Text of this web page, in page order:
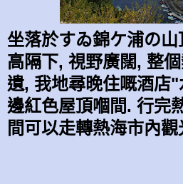
坐落於すゐ錦ケ浦の
高隔下, 視野廣闊, 整
遺, 我地尋晚住嘅酒店"
邊紅色屋頂嗰間. 行完
間可以走轉熱海市內